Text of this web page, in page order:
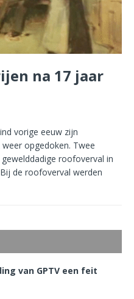
na 17 jaar
vorige eeuw zijn
opgedoken. Twee
roofoverval in
de roofoverval werden
van GPTV een feit